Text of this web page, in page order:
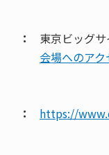
：
東京ビッグサ
会場へのアク
： https://